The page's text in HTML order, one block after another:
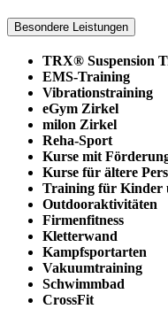
Besondere Leistungen
TRX® Suspension
EMS-Training
Vibrationstraining
eGym Zirkel
milon Zirkel
Reha-Sport
Kurse mit
Kurse für ältere
Training für Kinder
Outdooraktivitäten
Firmenfitness
Kletterwand
Kampfsportarten
Vakuumtraining
Schwimmbad
CrossFit